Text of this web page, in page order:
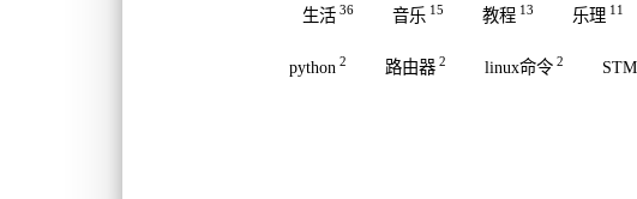
生活 36 音乐 15 教程 13 乐理 11
python 2 路由器 2 linux命令 2